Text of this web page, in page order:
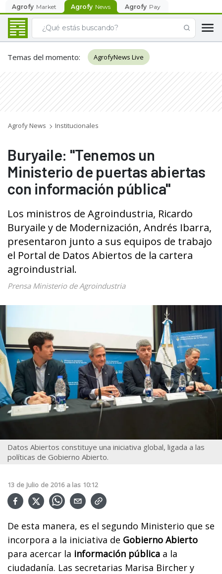
Agrofy Market Agrofy News Agrofy Pay
Temas del momento: AgrofyNews Live
Agrofy News Institucionales
Buryaile: "Tenemos un
Ministerio de puertas abiertas
con información pública"
Los ministros de Agroindustria, Ricardo
Buryaile y de Modernización, Andrés Ibarra,
presentaron junto a sus equipos de trabajo
el Portal de Datos Abiertos de la cartera
agroindustrial.
Prensa Ministerio de Agroindustria
Datos Abiertos constituye una iniciativa global, ligada a las
políticas de Gobierno Abierto.
13 de Julio de 2016 a las 10:12
De esta manera, es el segundo Ministerio que se
incorpora a la iniciativa de Gobierno Abierto
para acercar la información pública a la
ciudadanía. Las secretarias Marisa Bircher y